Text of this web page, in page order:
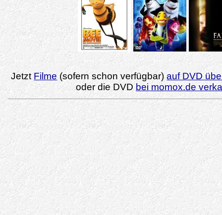
Jetzt Filme (sofern schon verfügbar)auf DVD
oder die DVD bei momox.de